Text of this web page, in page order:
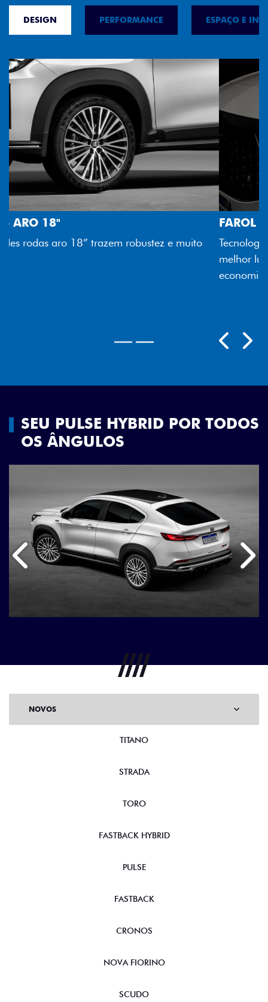
DESIGN PERFORMANCE ESPAÇO E
FAROL FULL LED
Tecnologia dos faróis totalmente em LED garante
melhor luminosidade, maior durabilidade e mais
Rodas aro 18"
SEU PULSE HYBRID POR TODOS
OS ÂNGULOS
Anterior
NOVOS
TITANO
STRADA
TORO
FASTBACK HYBRID
PULSE
FASTBACK
CRONOS
NOVA FIORINO
SCUDO